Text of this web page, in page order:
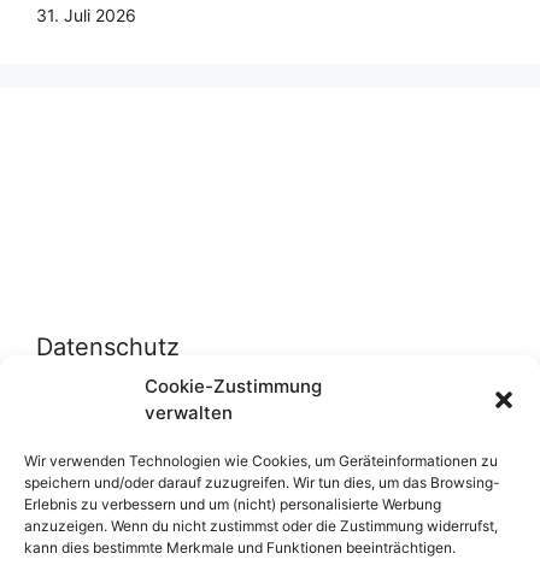
Cookie-Zustimmung
verwalten
Wir verwenden Technologien wie Cookies, um Geräteinformationen zu
speichern und/oder darauf zuzugreifen. Wir tun dies, um das Browsing-
Erlebnis zu verbessern und um (nicht) personalisierte Werbung
anzuzeigen. Wenn du nicht zustimmst oder die Zustimmung widerrufst,
kann dies bestimmte Merkmale und Funktionen beeinträchtigen.
31. Juli 2026
Datenschutz
Datenschutzerklärung
Cookie-Richtlinie (EU)
Über uns